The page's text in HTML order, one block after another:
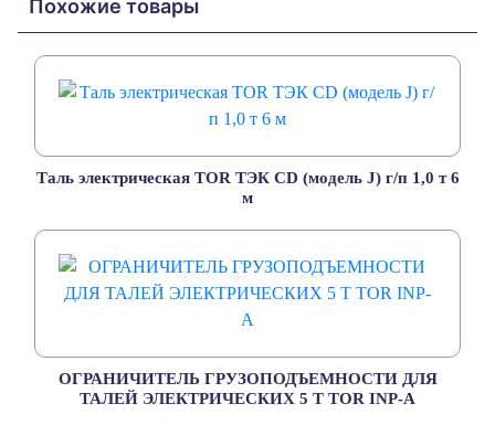
Похожие товары
Таль электрическая TOR ТЭК CD (модель J) г/п 1,0 т 6
м
ОГРАНИЧИТЕЛЬ ГРУЗОПОДЪЕМНОСТИ ДЛЯ
ТАЛЕЙ ЭЛЕКТРИЧЕСКИХ 5 Т TOR INP-A